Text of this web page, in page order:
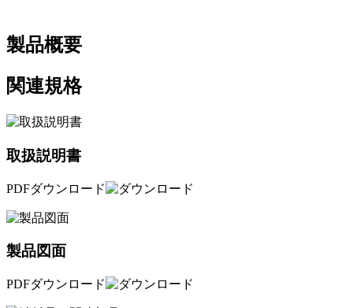
製品概要
関連規格
取扱説明書
PDFダウンロード
製品図面
PDFダウンロード